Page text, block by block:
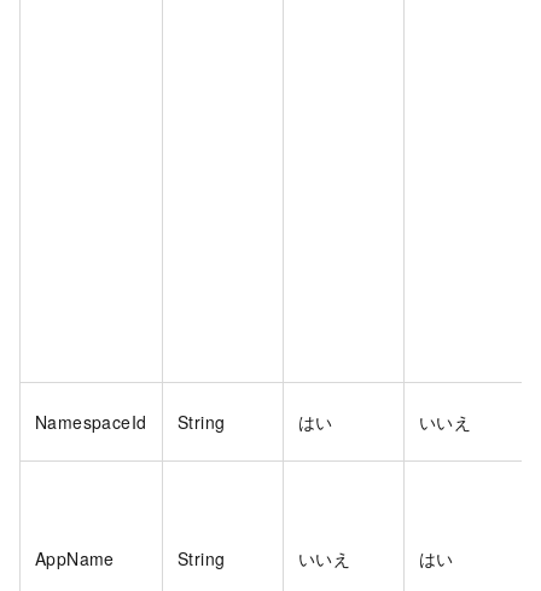
NamespaceId String はい いいえ
AppName String いいえ はい